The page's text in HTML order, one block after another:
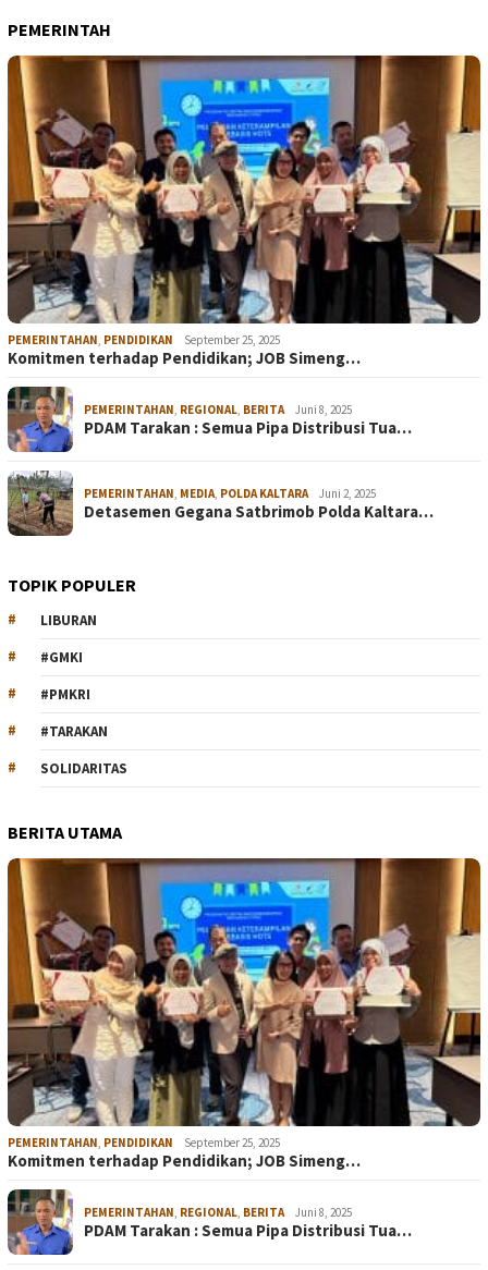
PEMERINTAH
PEMERINTAHAN PENDIDIKAN September 25, 2025
Komitmen terhadap Pendidikan; JOB Simeng…
PEMERINTAHAN REGIONAL BERITA Juni 8, 2025
PDAM Tarakan : Semua Pipa Distribusi Tua…
PEMERINTAHAN MEDIA POLDA KALTARA Juni 2, 2025
Detasemen Gegana Satbrimob Polda Kaltara…
TOPIK POPULER
LIBURAN
#GMKI
#PMKRI
#TARAKAN
SOLIDARITAS
BERITA UTAMA
PEMERINTAHAN PENDIDIKAN September 25, 2025
Komitmen terhadap Pendidikan; JOB Simeng…
PEMERINTAHAN REGIONAL BERITA Juni 8, 2025
PDAM Tarakan : Semua Pipa Distribusi Tua…